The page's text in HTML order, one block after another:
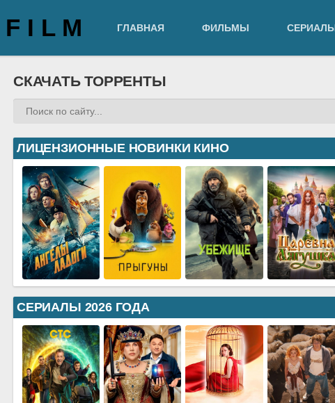
I L M ГЛАВНАЯ ФИЛЬМЫ
СКАЧАТЬ ТОРРЕНТЫ
ЛИЦЕНЗИОННЫЕ НОВИНКИ КИНО
СЕРИАЛЫ 2026 ГОДА